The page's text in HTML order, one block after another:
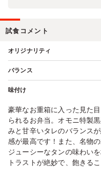
試食コメント
オリジナリティ
バランス
味付け
豪華なお重箱に入った見た
られるお弁当。オモニ特製
みと甘辛いタレのバランス
感が最高です！また、名物
ジューシーなタンの味わい
トラストが絶妙で、飽きる